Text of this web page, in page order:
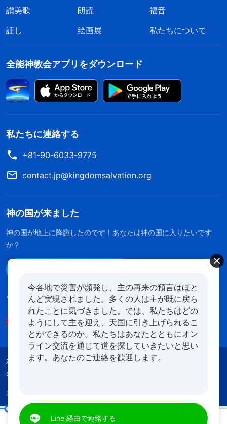
讃美歌
朗読
福音
証し
絵画展 私たちについて
全能神教会アプリをダウンロード
私たちに連絡する
+81-90-6033-9775
contact.jp@kingdomsalvation.org
神の国が来ました
神の国が地上に降臨したのです！あなたは神の国に入りたいです
か？
フォローする
利用規約 プライバシーポリシー
クレジット
cookies
Copyright © 2026
今各地で災害が頻発し、主の再来の預言はほと
んど実現されました。多くの人は主が既に戻ら
れたことに気づきました。では、私たちはどの
ようにして主を迎え、天国に引き上げられるこ
とができるのか。私たちはあなたとともにオン
ライン交流を通じて道を探していきたいと思い
ます。あなたのご連絡を歓迎します。
Line 経由で連絡する